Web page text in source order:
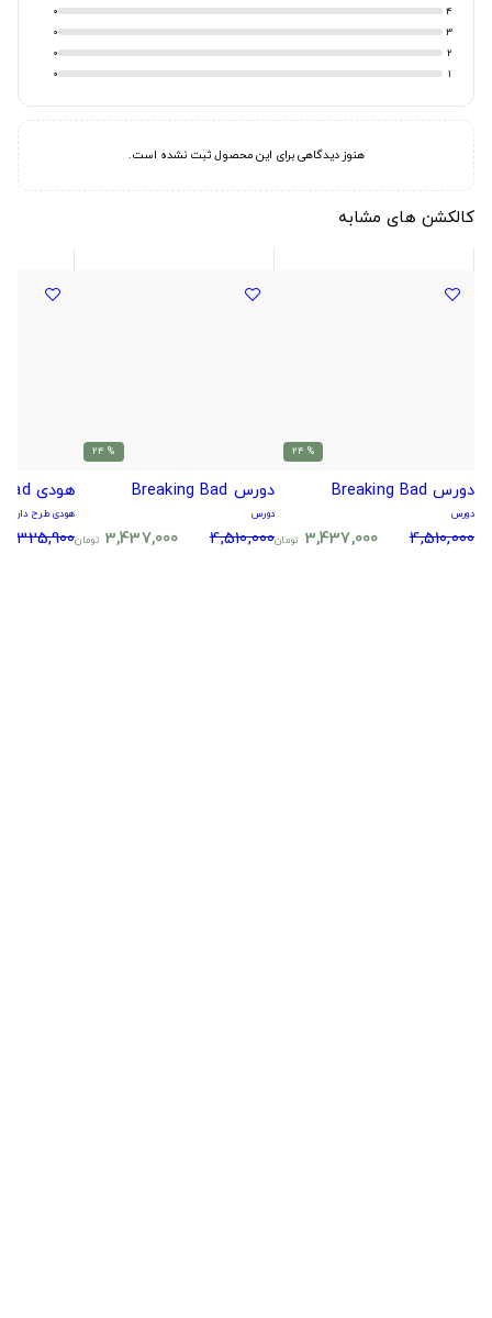
4
0
3
0
2
0
1
0
هنوز دیدگاهی برای این محصول ثبت نشده است.
کالکشن های مشابه
% 24
دورس Breaking Bad
دورس
4,510,000
3,437,000 تومان
% 24
دورس Breaking Bad
دورس
4,510,000
3,437,000 تومان
هودی Breaking Bad
هودی طرح دار
5,325,900